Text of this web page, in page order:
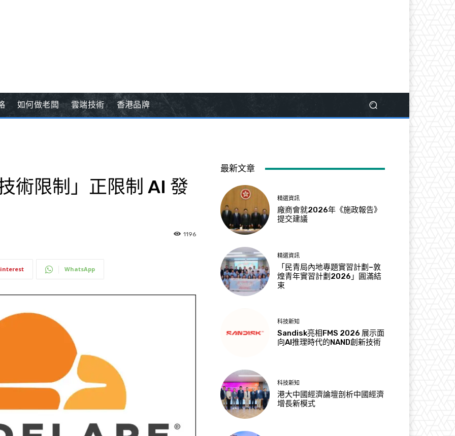
如何做老闆 雲端技術 香港品牌
術限制」正限制 AI 發
1196
WhatsApp
最新文章
精選資訊
廠商會就2026年《施政報告》
提交建議
精選資訊
「民青局內地專題實習計劃–敦
煌青年實習計劃2026」圓滿結
束
科技新知
Sandisk亮相FMS 2026 展示面
向AI推理時代的NAND創新技術
科技新知
港大中國經濟論壇剖析中國經濟
增長新模式